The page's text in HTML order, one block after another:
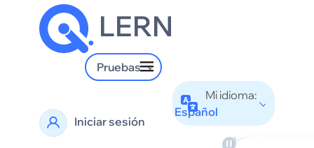
LERN
Pruebas
Mi idioma:
Español
Iniciar sesión